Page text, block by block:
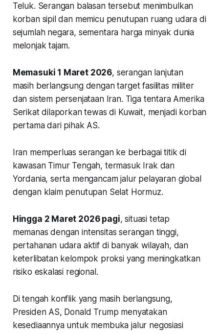
Teluk. Serangan balasan tersebut menimbulkan
korban sipil dan memicu penutupan ruang udara di
sejumlah negara, sementara harga minyak dunia
melonjak tajam.
Memasuki 1 Maret 2026, serangan lanjutan
masih berlangsung dengan target fasilitas militer
dan sistem persenjataan Iran. Tiga tentara Amerika
Serikat dilaporkan tewas di Kuwait, menjadi korban
pertama dari pihak AS.
Iran memperluas serangan ke berbagai titik di
kawasan Timur Tengah, termasuk Irak dan
Yordania, serta mengancam jalur pelayaran global
dengan klaim penutupan Selat Hormuz.
Hingga 2 Maret 2026 pagi, situasi tetap
memanas dengan intensitas serangan tinggi,
pertahanan udara aktif di banyak wilayah, dan
keterlibatan kelompok proksi yang meningkatkan
risiko eskalasi regional.
Di tengah konflik yang masih berlangsung,
Presiden AS, Donald Trump menyatakan
kesediaannya untuk membuka jalur negosiasi